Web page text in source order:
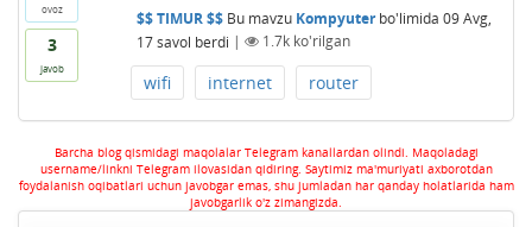
ovoz
3
javob
$$ TIMUR $$ Bu mavzu Kompyuterbo'limida 09 Avg,
17 savol berdi | 1.7kko'rilgan
wifi internet router
Barcha blog qismidagi maqolalar Telegram kanallardan olindi. Maqoladagi
username/linkni Telegram ilovasidan qidiring. Saytimiz ma'muriyati axborotdan
foydalanish oqibatlari uchun javobgar emas, shu jumladan har qanday holatlarida ham
javobgarlik o'z zimangizda.